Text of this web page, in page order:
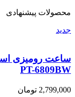
محصولات پیشنهادی
جدید
PT-6809BW
2,799,000 تومان